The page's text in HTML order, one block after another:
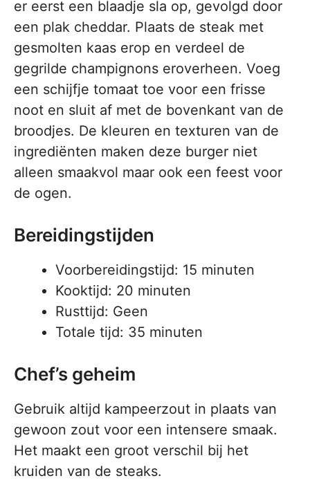
er eerst een blaadje sla op, gevolgd door
een plak cheddar. Plaats de steak met
gesmolten kaas erop en verdeel de
gegrilde champignons eroverheen. Voeg
een schijfje tomaat toe voor een frisse
noot en sluit af met de bovenkant van de
broodjes. De kleuren en texturen van de
ingrediënten maken deze burger niet
alleen smaakvol maar ook een feest voor
de ogen.
Bereidingstijden
Voorbereidingstijd: 15 minuten
Kooktijd: 20 minuten
Rusttijd: Geen
Totale tijd: 35 minuten
Chef’s geheim
Gebruik altijd kampeerzout in plaats van
gewoon zout voor een intensere smaak.
Het maakt een groot verschil bij het
kruiden van de steaks.